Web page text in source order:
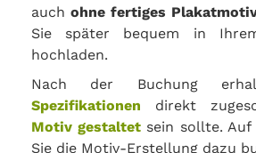
auch ohne fertiges
Sie später bequem in
hochladen.
Nach der Buchung
Spezifikationen direkt
Motiv gestaltet sein sollte. Auf
Sie die Motiv-Erstellung dazu